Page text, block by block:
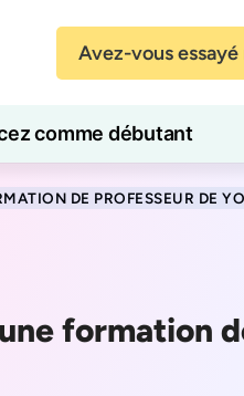
Avez-vous
comme débutant
bien-être Blog
DE PROFESSEUR DE
formation